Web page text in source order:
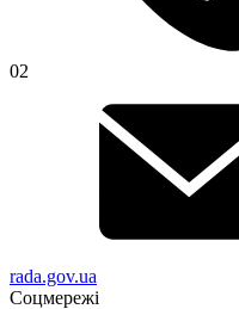
02
rada.gov.ua
Соцмережі